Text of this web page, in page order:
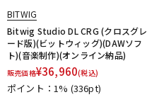
BITWIG
Bitwig Studio DL CRG (クロスグレ
ード版)(ビットウィッグ)(DAWソフ
ト)(音楽制作)(オンライン納品)
販売価格¥36,960(税込)
ポイント：1% (336pt)